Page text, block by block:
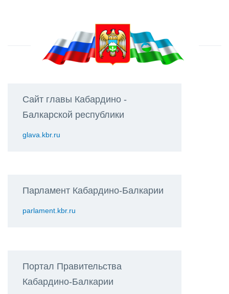
Сайт главы Кабардино -
Балкарской республики
glava.kbr.ru
Парламент Кабардино-Балкарии
parlament.kbr.ru
Портал Правительства
Кабардино-Балкарии